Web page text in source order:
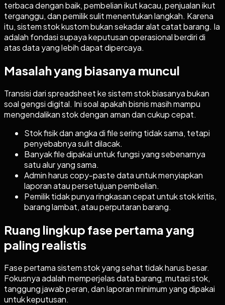
terbaca dengan baik, pembelian ikut kacau, penjualan ikut
terganggu, dan pemilik sulit menentukan langkah. Karena
itu, sistem stok kustom bukan sekadar alat catat barang. Ia
adalah fondasi supaya keputusan operasional berdiri di
atas data yang lebih dapat dipercaya.
Masalah yang biasanya muncul
Transisi dari spreadsheet ke sistem stok biasanya bukan
soal gengsi digital. Ini soal apakah bisnis masih mampu
mengendalikan stok dengan aman dan cukup cepat.
Stok fisik dan angka di file sering tidak sama, tetapi
penyebabnya sulit dilacak.
Banyak file dipakai untuk fungsi yang sebenarnya
satu alur yang sama.
Admin harus copy-paste data untuk menyiapkan
laporan atau persetujuan pembelian.
Pemilik tidak punya ringkasan cepat untuk stok kritis,
barang lambat, atau perputaran barang.
Ruang lingkup fase pertama yang
paling realistis
Fase pertama sistem stok yang sehat tidak harus besar.
Fokusnya adalah memperjelas data barang, mutasi stok,
tanggung jawab peran, dan laporan minimum yang dipakai
untuk keputusan.